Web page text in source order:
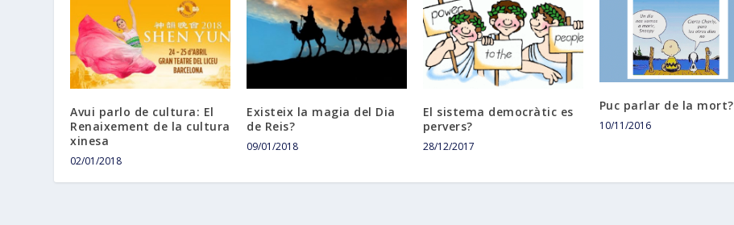
Avui parlo de cultura: El
Renaixement de la cultura
xinesa
02/01/2018
Existeix la magia del Dia
de Reis?
09/01/2018
El sistema democràtic es
pervers?
28/12/2017
Puc parlar de la mort?
10/11/2016